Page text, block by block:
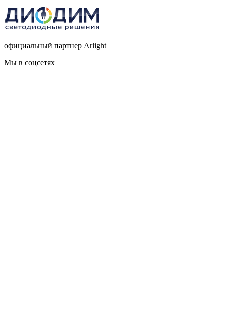
официальный партнер Arlight
Мы в соцсетях